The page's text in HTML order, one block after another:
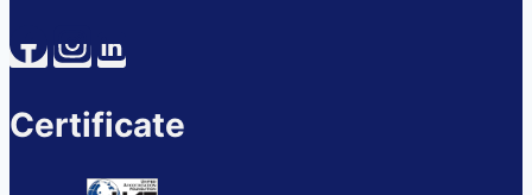
Certificate